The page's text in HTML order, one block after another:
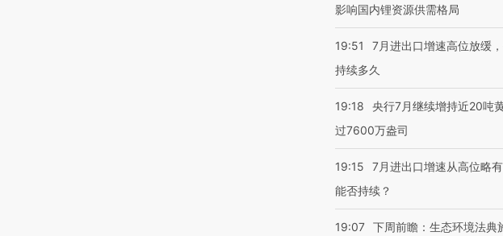
影响国内锂资源供需格局
19:51
7月进出口增速高位放缓
持续多久
19:18
央行7月继续增持近20吨
过7600万盎司
19:15
7月进出口增速从高位略
能否持续？
19:07 下周前瞻：生态环境法典